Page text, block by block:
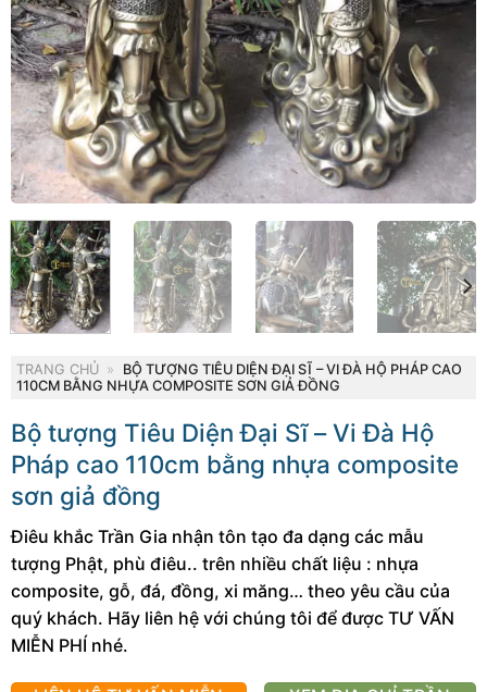
TRANG CHỦ »
BỘ TƯỢNG TIÊU DIỆN ĐẠI SĨ – VI ĐÀ HỘ PHÁP CAO
110CM BẰNG NHỰA COMPOSITE SƠN GIẢ ĐỒNG
Bộ tượng Tiêu Diện Đại Sĩ – Vi Đà Hộ
Pháp cao 110cm bằng nhựa composite
sơn giả đồng
Điêu khắc Trần Gia nhận tôn tạo đa dạng các mẫu
tượng Phật, phù điêu.. trên nhiều chất liệu : nhựa
composite, gỗ, đá, đồng, xi măng… theo yêu cầu của
quý khách. Hãy liên hệ với chúng tôi để được TƯ VẤN
MIỄN PHÍ nhé.